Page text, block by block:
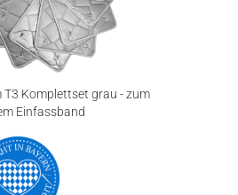
Komplettset grau - zum
Einfassband